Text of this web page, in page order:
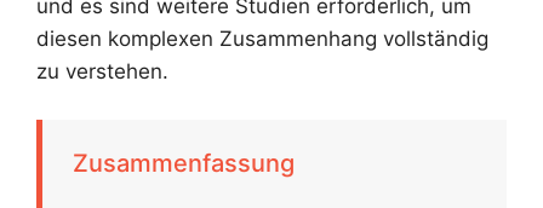
und es sind weitere Studien erforderlich, um
diesen komplexen Zusammenhang vollständig
zu verstehen.
Zusammenfassung